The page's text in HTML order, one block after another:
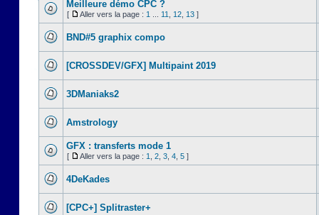
Meilleure démo CPC ?
[ Aller vers la page : 1 11 12 13 ]
BND#5 graphix compo
[CROSSDEV/GFX] Multipaint 2019
3DManiaks2
Amstrology
GFX : transferts mode 1
[ Aller vers la page : 1 2 3 4 5 ]
4DeKades
[CPC+] Splitraster+